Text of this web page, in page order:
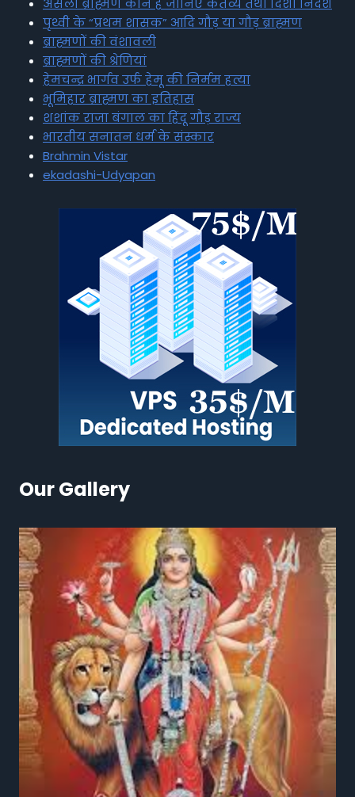
असली ब्राह्मण कौन है जानिए कर्तव्य तथा दिशा निर्देश
पृथ्वी के “प्रथम शासक” आदि गौड़ या गौड़ ब्राह्मण
ब्राह्मणों की वंशावली
ब्राह्मणों की श्रेणियां
हेमचन्द्र भार्गव उर्फ हेमू की निर्मम हत्या
भूमिहार ब्राह्मण का इतिहास
शशांक राजा बंगाल का हिंदू गौड़ राज्य
भारतीय सनातन धर्म के संस्कार
Brahmin Vistar
ekadashi-Udyapan
Our Gallery